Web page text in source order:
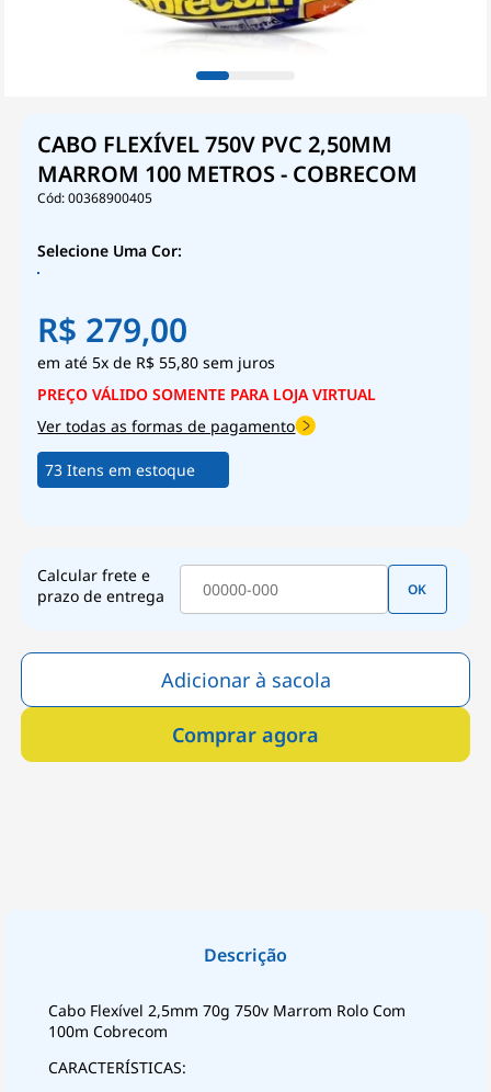
CABO FLEXÍVEL 750V PVC 2,50MM
MARROM 100 METROS - COBRECOM
00368900405
Selecione Uma Cor:
R$ 279,00
5xde R$ 55,80 sem juros
Ver todas as formas de pagamento
73 Itens em estoque
Calcular frete e
prazo de entrega
OK
Adicionar à sacola
Comprar agora
Cabo Flexível 2,5mm 70g 750v Marrom Rolo Com
100m Cobrecom
CARACTERÍSTICAS: